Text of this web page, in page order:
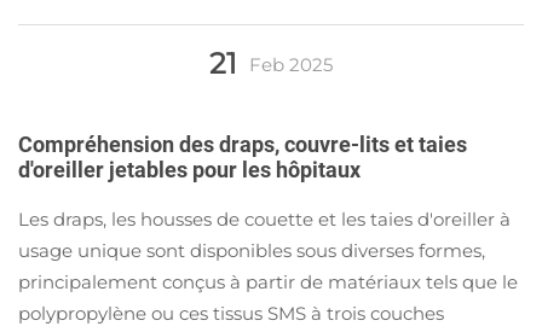
21 Feb 2025
Compréhension des draps, couvre-lits et taies
d'oreiller jetables pour les hôpitaux
Les draps, les housses de couette et les taies d'oreiller à
usage unique sont disponibles sous diverses formes,
principalement conçus à partir de matériaux tels que le
polypropylène ou ces tissus SMS à trois couches